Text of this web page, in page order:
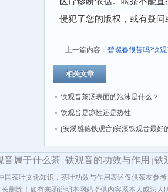
侵犯了您的版权，或有疑
上一篇内容： 碧螺春很苦吗?铁
相关文章
铁观音茶汤表面的泡沫是什么？
铁观音是凉性还是热性
(安溪感德铁观音)安溪铁观音最好
哪里
音属于什么茶 铁观音的功效与作用 铁
国茶叶文化知识，茶叶功效与作用表述仅供茶友
长删除！如有来函说明本网站提供内容系本人或法